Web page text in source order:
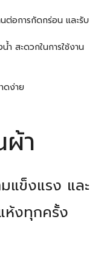
ต่อการกัดกร่อน และรับ
ำ สะดวกในการใช้งาน
ดง่าย
า
ข็งแรง และ
ห้งทุกครั้ง